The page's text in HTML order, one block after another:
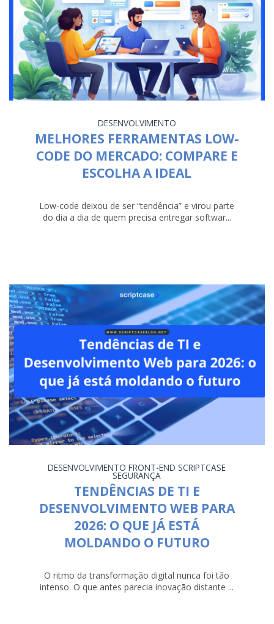
DESENVOLVIMENTO
MELHORES FERRAMENTAS LOW-
CODE DO MERCADO: COMPARE E
ESCOLHA A IDEAL
Low-code deixou de ser “tendência” e virou parte
do dia a dia de quem precisa entregar softwar...
DESENVOLVIMENTO FRONT-END SCRIPTCASE
SEGURANÇA
TENDÊNCIAS DE TI E
DESENVOLVIMENTO WEB PARA
2026: O QUE JÁ ESTÁ
MOLDANDO O FUTURO
O ritmo da transformação digital nunca foi tão
intenso. O que antes parecia inovação distante ...